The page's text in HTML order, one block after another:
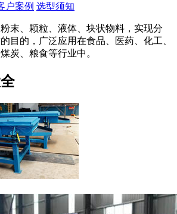
户案例 选型须知
末、颗粒、液体、块状物料，实现分
目的，广泛应用在食品、医药、化工、
炭、粮食等行业中。